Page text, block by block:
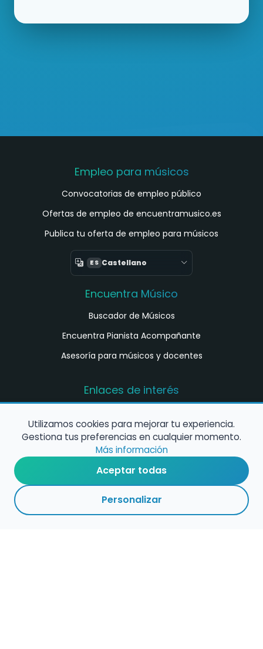
Empleo para músicos
Convocatorias de empleo público
Ofertas de empleo de encuentramusico.es
Publica tu oferta de empleo para músicos
ES Castellano
Encuentra Músico
Buscador de Músicos
Encuentra Pianista Acompañante
Asesoría para músicos y docentes
Enlaces de interés
música en España
Configura alertas de empleo
Contacta con nosotros
Utilizamos cookies para mejorar tu experiencia.
Gestiona tus preferencias en cualquier momento.
Más información
Aceptar todas
Personalizar